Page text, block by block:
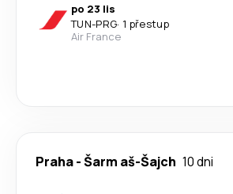
po 23 lis
TUN-PRG· 1 přestup
Air France
Praha-Šarm aš-Šajch 10 dni